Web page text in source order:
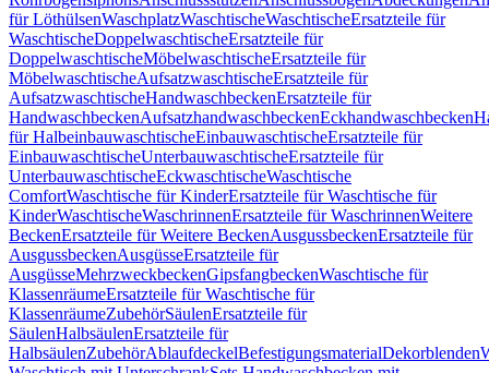
für LöthülsenWaschplatzWaschtischeWaschtischeErsatzteile für
WaschtischeDoppelwaschtischeErsatzteile für
DoppelwaschtischeMöbelwaschtischeErsatzteile für
MöbelwaschtischeAufsatzwaschtischeErsatzteile für
AufsatzwaschtischeHandwaschbeckenErsatzteile für
HandwaschbeckenAufsatzhandwaschbeckenEckhandwaschbecken
für HalbeinbauwaschtischeEinbauwaschtischeErsatzteile für
EinbauwaschtischeUnterbauwaschtischeErsatzteile für
UnterbauwaschtischeEckwaschtischeWaschtische
ComfortWaschtische für KinderErsatzteile für Waschtische für
KinderWaschtischeWaschrinnenErsatzteile für WaschrinnenWeitere
BeckenErsatzteile für Weitere BeckenAusgussbeckenErsatzteile für
AusgussbeckenAusgüsseErsatzteile für
AusgüsseMehrzweckbeckenGipsfangbeckenWaschtische für
KlassenräumeErsatzteile für Waschtische für
KlassenräumeZubehörSäulenErsatzteile für
SäulenHalbsäulenErsatzteile für
HalbsäulenZubehörAblaufdeckelBefestigungsmaterialDekorblenden